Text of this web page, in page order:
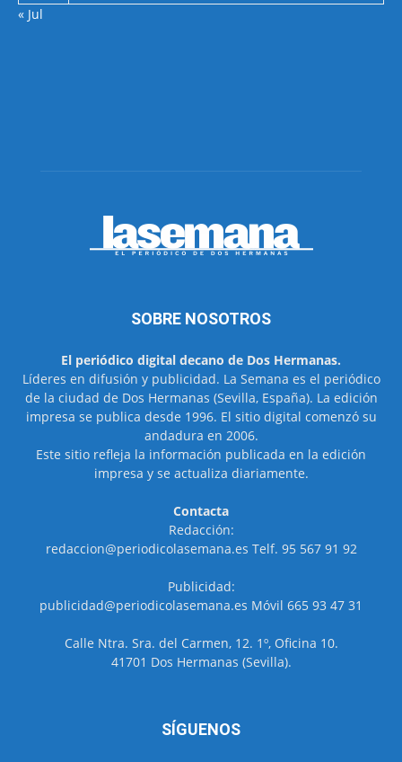
« Jul
SOBRE NOSOTROS
El periódico digital decano de Dos Hermanas.
Líderes en difusión y publicidad. La Semana es el periódico
de la ciudad de Dos Hermanas (Sevilla, España). La edición
impresa se publica desde 1996. El sitio digital comenzó su
andadura en 2006.
Este sitio refleja la información publicada en la edición
impresa y se actualiza diariamente.
Contacta
Redacción:
redaccion@periodicolasemana.es Telf. 95 567 91 92
Publicidad:
publicidad@periodicolasemana.es Móvil 665 93 47 31
Calle Ntra. Sra. del Carmen, 12. 1º, Oficina 10.
41701 Dos Hermanas (Sevilla).
SÍGUENOS